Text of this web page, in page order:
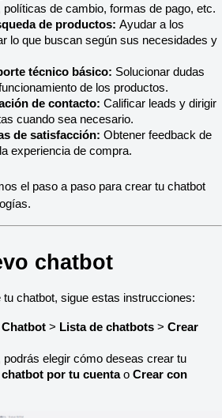
políticas de cambio, formas de pago, etc.
de productos: Ayudar a los
lo que buscan según sus necesidades y
técnico básico: Solucionar dudas
de los productos.
de contacto: Calificar leads y dirigir
cuando sea necesario.
de satisfacción: Obtener feedback de
experiencia de compra.
el paso a paso para crear tu chatbot
chatbot
tu chatbot, sigue estas instrucciones:
Chatbot > Lista de chatbots > Crear
podrás elegir cómo deseas crear tu
por tu cuenta o Crear con